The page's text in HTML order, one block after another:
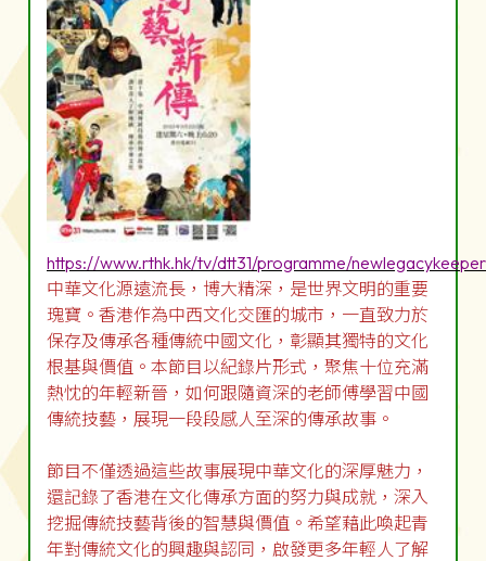
https://www.rthk.hk/tv/dtt31/programme/
中華文化源遠流長，博大精深，是世界文明的重要
瑰寶。香港作為中西文化交匯的城市，一直致力於
保存及傳承各種傳統中國文化，彰顯其獨特的文化
根基與價值。本節目以紀錄片形式，聚焦十位充滿
熱忱的年輕新晉，如何跟隨資深的老師傅學習中國
傳統技藝，展現一段段感人至深的傳承故事。
節目不僅透過這些故事展現中華文化的深厚魅力，
還記錄了香港在文化傳承方面的努力與成就，深入
挖掘傳統技藝背後的智慧與價值。希望藉此喚起青
年對傳統文化的興趣與認同，啟發更多年輕人了解